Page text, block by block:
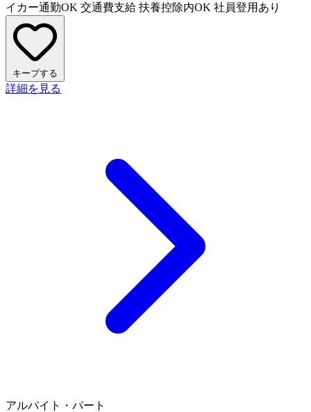
イカー通勤OK 交通費支給 扶養控除内OK 社員登用あり
キープする
詳細を見る
アルバイト・パート